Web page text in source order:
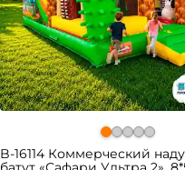
B-16114 Коммерческий